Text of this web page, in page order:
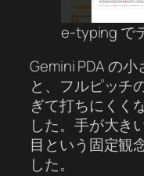
e-typing で
Gemini PDA の
と、フルピッチ
ぎて打ちにくく
した。手が大き
目という固定観
した。